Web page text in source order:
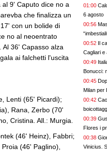
9' Caputo dice no a
che finalizza un
con un bolide di
no al neoentrato
36' Capasso alza
ai falchetti l'uscita
Lenti (65' Picardi);
Rana, Zerbo (70'
Cristina. All.: Murgia.
(46' Heinz), Fabbri;
(46' Paglino),
01:00
6 agosto
00:56
00:52 Il
Cagliari e
00:49
Bonucci:
00:45
Milan per
00:42
00:39
Flores i
bel colpo”
00:38
Vinicius.